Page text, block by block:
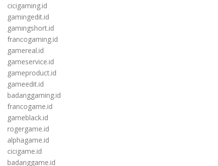
cicigaming.id
gamingedit.id
gamingshort.id
francogaming.id
gamereal.id
gameservice.id
gameproduct.id
gameedit.id
badanggaming.id
francogame.id
gameblack.id
rogergame.id
alphagame.id
cicigame.id
badanggame.id